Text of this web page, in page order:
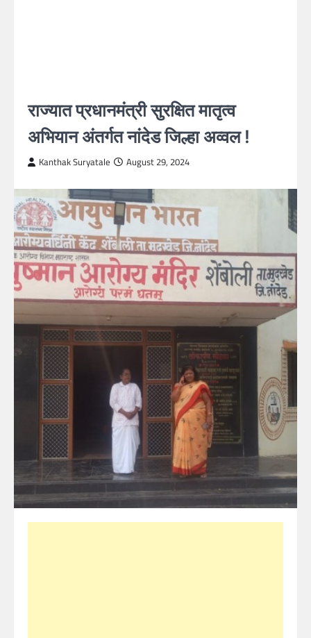
राज्यात प्रधानमंत्री सुरक्षित मातृत्व
अभियान अंतर्गत नांदेड जिल्हा अव्वल !
Kanthak Suryatale August 29, 2024